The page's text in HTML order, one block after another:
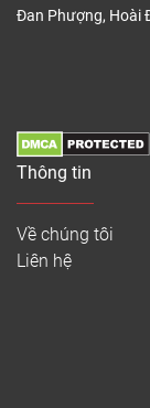
Rosafloor
Glotex
Đan Phượng, Hoài
Thông tin
Về chúng tôi
Liên hệ